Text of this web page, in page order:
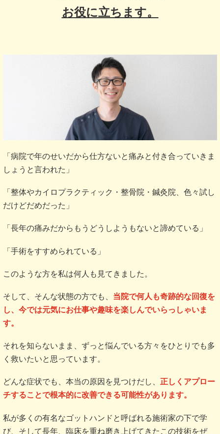
お役に立ちます。
「病院で年のせいだから仕方ないと痛みと付き合っていきま
しょうと言われた」
「整体やカイロプラクティック・整骨院・鍼灸院、色々試し
だけどだめだった」
「長年の痛みだからもうどうしようもないと諦めている」
「手術をすすめられている」
このような方を私は何人も見てきました。
そして、そんな状態の方でも、 当院で何人も奇跡的な回復を
し、今では元気にお仕事や趣味を楽しんでいらっしゃいま
す。
それを知らないまま、ずっと悩んでいる方々をひとりでも多
く救いたいと思っています。
どんな症状でも、本当の原因を見つけだし、 正しくアプロー
チすることで根本的に改善できる可能性があります。
私が多くの有名なゴットハンドと呼ばれる施術家の下で学
び、そして長年、臨床を重ね磨き上げてきたこの技術をぜ